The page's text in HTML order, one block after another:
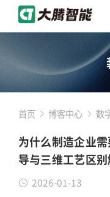
首页 博客中心 数
为什么制造企业
导与三维工艺区
2026-01-13